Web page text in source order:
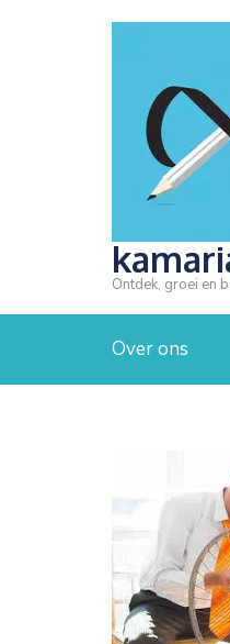
Ontdek, groei en
Over ons